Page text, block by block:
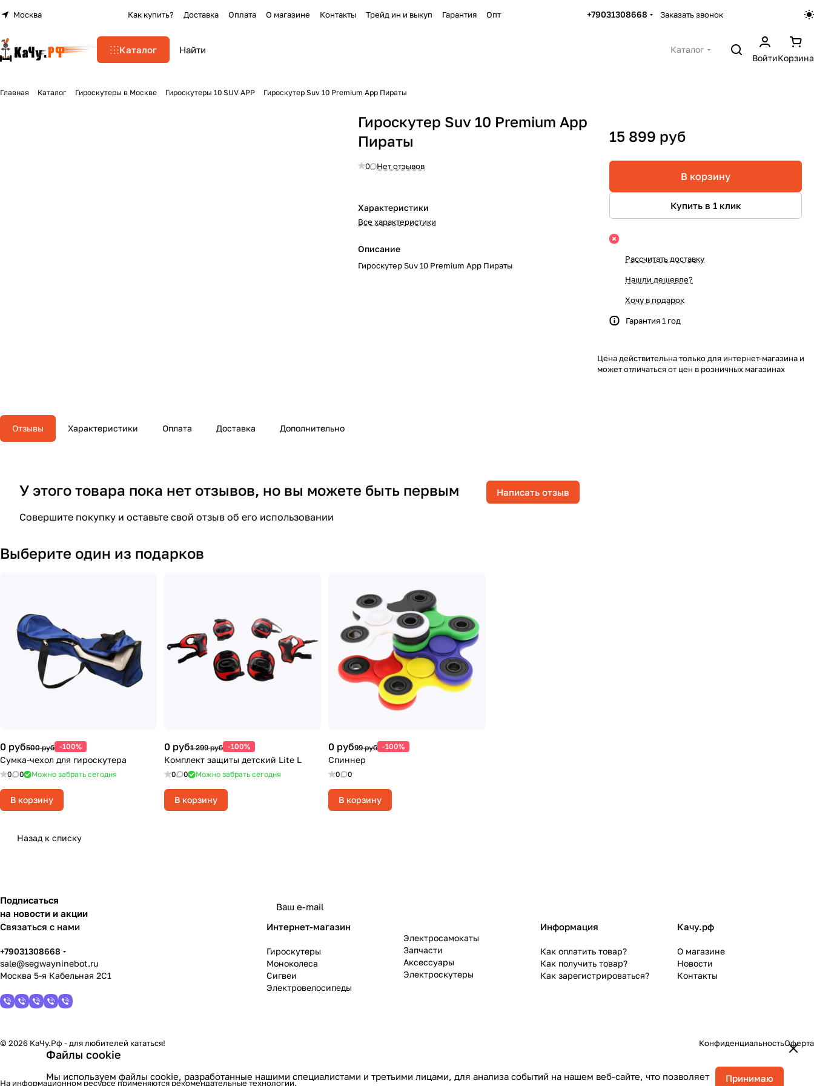
Москва Как купить? Доставка Оплата О магазине Контакты Трейд ин и выкуп Гарантия Опт +79031308668 Заказать звонок
Каталог
Каталог
ВойтиКорзина
Главная Каталог Гироскутеры в Москве Гироскутеры 10 SUV APP Гироскутер Suv 10 Premium App Пираты
Гироскутер Suv 10 Premium App
Пираты
0 Нет отзывов
Характеристики
Все характеристики
Описание
Гироскутер Suv 10 Premium App Пираты
15 899 руб
В корзину
Купить в 1 клик
Рассчитать доставку
Нашли дешевле?
Хочу в подарок
Гарантия 1 год
Цена действительна только для интернет-магазина и
может отличаться от цен в розничных магазинах
Отзывы Характеристики Оплата Доставка Дополнительно
У этого товара пока нет отзывов, но вы можете быть первым
Совершите покупку и оставьте свой отзыв об его использовании
Написать отзыв
Выберите один из подарков
0 руб500 руб -100%
Сумка-чехол для гироскутера
0 0 Можно забрать сегодня
В корзину
0 руб1 299 руб -100%
Комплект защиты детский Lite L
0 0 Можно забрать сегодня
В корзину
0 руб99 руб -100%
Спиннер
0 0
В корзину
Назад к списку
Подписаться
на новости и акции
Связаться с нами
+79031308668
sale@segwayninebot.ru
Москва 5-я Кабельная 2С1
Интернет-магазин
Гироскутеры
Моноколеса
Сигвеи
Электровелосипеды
Электросамокаты
Запчасти
Аксессуары
Электроскутеры
Информация
Как оплатить товар?
Как получить товар?
Как зарегистрироваться?
Качу.рф
О магазине
Новости
Контакты
© 2026 КаЧу.Рф - для любителей кататься! КонфиденциальностьОферта
На информационном ресурсе применяютсярекомендательные технологии.
Файлы cookie
Мы используем файлы cookie, разработанные нашими специалистами и третьими лицами, для анализа событий на нашем веб-сайте, что позволяет
Принимаю